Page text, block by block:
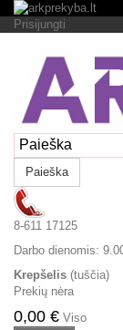
Prisijungti
Paieška
8-611 17125
Darbo dienomis:
Krepšelis (tuščia)
Prekių nėra
0,00 € Viso